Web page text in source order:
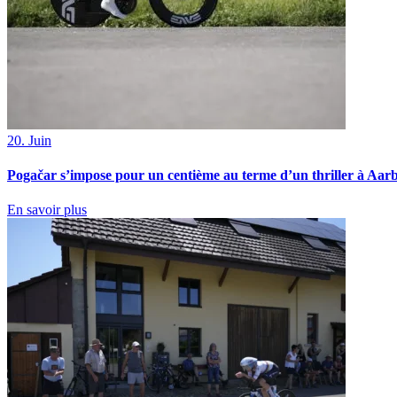
20. Juin
Pogačar s’impose pour un centième au terme d’un thriller à
En savoir plus